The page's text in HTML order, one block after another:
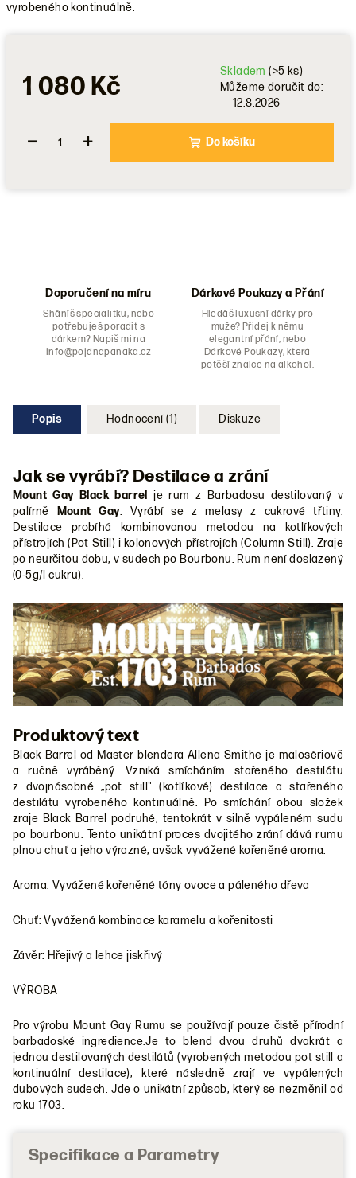
vyrobeného kontinuálně.
Skladem(>5 ks)
Můžeme doručit do:
12.8.2026
1 080 Kč
+
− Do košíku
Doporučení na míru
Sháníš specialitku, nebo
potřebuješ poradit s
dárkem? Napiš mi na
info@pojdnapanaka.cz
Dárkové Poukazy a Přání
Hledáš luxusní dárky pro
muže? Přidej k němu
elegantní přání, nebo
Dárkové Poukazy, která
potěší znalce na alkohol.
Popis Hodnocení (1) Diskuze
Jak se vyrábí? Destilace a zrání
Mount Gay Black barrel
je rum z Barbadosu destilovaný v
palírně
Mount Gay. Vyrábí se z melasy z cukrové třtiny.
Destilace probíhá kombinovanou metodou na kotlíkových
přístrojích (Pot Still) i kolonových přístrojích (Column Still). Zraje
po neurčitou dobu, v sudech po Bourbonu. Rum není doslazený
(0-5g/l cukru).
Produktový text
Black Barrel od Master blendera Allena Smithe je malosériově
a ručně vyráběný. Vzniká smícháním stařeného destilátu
z dvojnásobné „pot still" (kotlíkové) destilace a stařeného
destilátu vyrobeného kontinuálně. Po smíchání obou složek
zraje Black Barrel podruhé, tentokrát v silně vypáleném sudu
po bourbonu. Tento unikátní proces dvojitého zrání dává rumu
plnou chuť a jeho výrazné, avšak vyvážené kořeněné aroma.
Aroma: Vyvážené kořeněné tóny ovoce a páleného dřeva
Chuť: Vyvážená kombinace karamelu a kořenitosti
Závěr: Hřejivý a lehce jiskřivý
VÝROBA
Pro výrobu Mount Gay Rumu se používají pouze čistě přírodní
barbadoské ingredience.Je to blend dvou druhů dvakrát a
jednou destilovaných destilátů (vyrobených metodou pot still a
kontinuální destilace), které následně zrají ve vypálených
dubových sudech. Jde o unikátní způsob, který se nezměnil od
roku 1703.